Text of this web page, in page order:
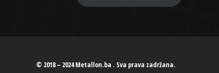
© 2018 – 2024 Metallon.ba . Sva prava zadržana.